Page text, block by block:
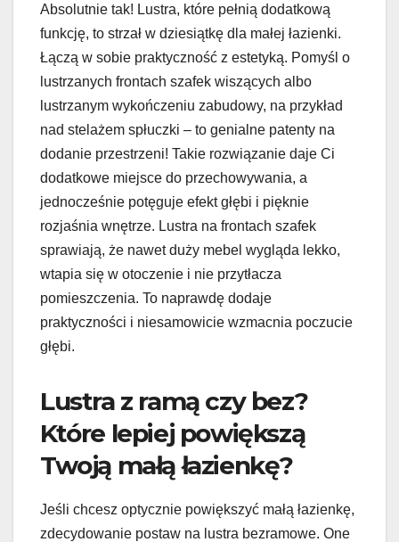
Absolutnie tak! Lustra, które pełnią dodatkową
funkcję, to strzał w dziesiątkę dla małej łazienki.
Łączą w sobie praktyczność z estetyką. Pomyśl o
lustrzanych frontach szafek wiszących albo
lustrzanym wykończeniu zabudowy, na przykład
nad stelażem spłuczki – to genialne patenty na
dodanie przestrzeni! Takie rozwiązanie daje Ci
dodatkowe miejsce do przechowywania, a
jednocześnie potęguje efekt głębi i pięknie
rozjaśnia wnętrze. Lustra na frontach szafek
sprawiają, że nawet duży mebel wygląda lekko,
wtapia się w otoczenie i nie przytłacza
pomieszczenia. To naprawdę dodaje
praktyczności i niesamowicie wzmacnia poczucie
głębi.
Lustra z ramą czy bez?
Które lepiej powiększą
Twoją małą łazienkę?
Jeśli chcesz optycznie powiększyć małą łazienkę,
zdecydowanie postaw na lustra bezramowe. One